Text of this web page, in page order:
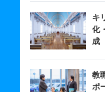
キ
化
成
教
ポ